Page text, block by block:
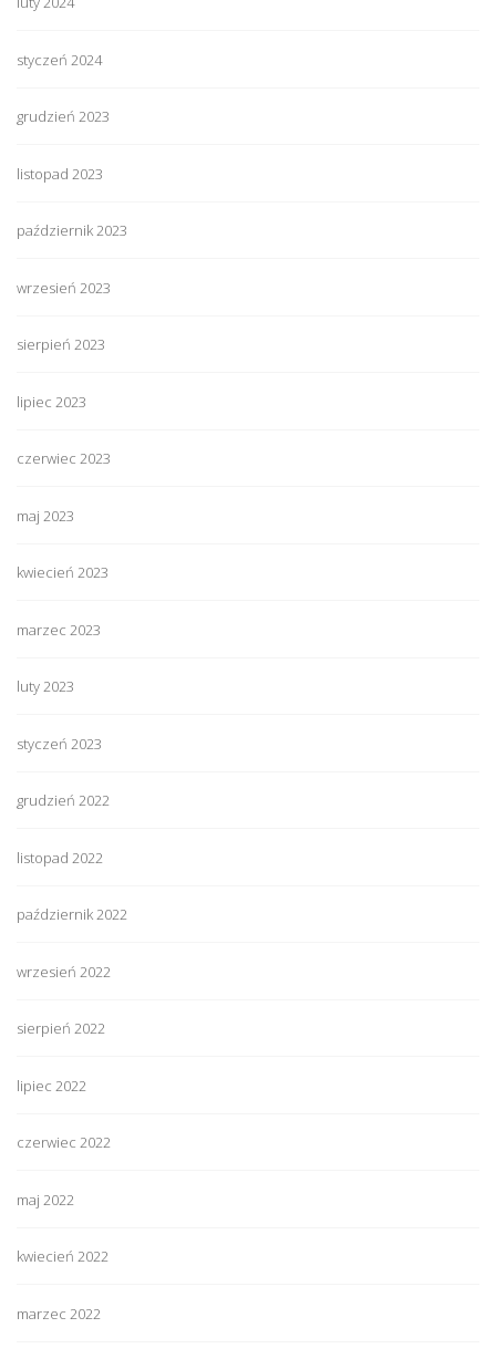
styczeń 2024
grudzień 2023
listopad 2023
październik 2023
wrzesień 2023
sierpień 2023
lipiec 2023
czerwiec 2023
maj 2023
kwiecień 2023
marzec 2023
luty 2023
styczeń 2023
grudzień 2022
listopad 2022
październik 2022
wrzesień 2022
sierpień 2022
lipiec 2022
czerwiec 2022
maj 2022
kwiecień 2022
marzec 2022